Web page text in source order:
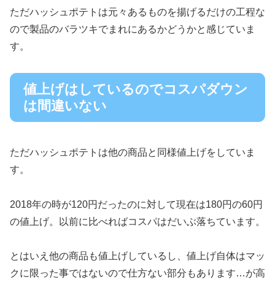
ただハッシュポテトは元々あるものを揚げるだけの工程な
ので製品のバラツキでまれにあるかどうかと感じていま
す。
値上げはしているのでコスパダウン
は間違いない
ただハッシュポテトは他の商品と同様値上げをしていま
す。
2018年の時が120円だったのに対して現在は180円の60円
の値上げ。以前に比べればコスパはだいぶ落ちています。
とはいえ他の商品も値上げしているし、値上げ自体はマッ
クに限った事ではないので仕方ない部分もあります…が高